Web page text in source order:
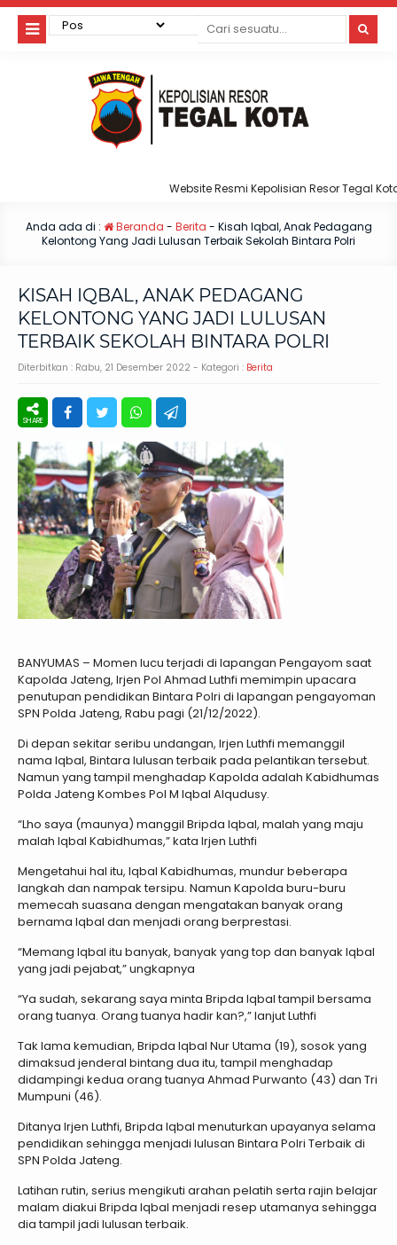
Website Resmi Kepolisian Resor Tegal Kota
Anda ada di : Beranda - Berita - Kisah Iqbal, Anak Pedagang
Kelontong Yang Jadi Lulusan Terbaik Sekolah Bintara Polri
KISAH IQBAL, ANAK PEDAGANG
KELONTONG YANG JADI LULUSAN
TERBAIK SEKOLAH BINTARA POLRI
Diterbitkan : Rabu, 21 Desember 2022 - Kategori : Berita
BANYUMAS – Momen lucu terjadi di lapangan Pengayom saat
Kapolda Jateng, Irjen Pol Ahmad Luthfi memimpin upacara
penutupan pendidikan Bintara Polri di lapangan pengayoman
SPN Polda Jateng, Rabu pagi (21/12/2022).
Di depan sekitar seribu undangan, Irjen Luthfi memanggil
nama Iqbal, Bintara lulusan terbaik pada pelantikan tersebut.
Namun yang tampil menghadap Kapolda adalah Kabidhumas
Polda Jateng Kombes Pol M Iqbal Alqudusy.
“Lho saya (maunya) manggil Bripda Iqbal, malah yang maju
malah Iqbal Kabidhumas,” kata Irjen Luthfi
Mengetahui hal itu, Iqbal Kabidhumas, mundur beberapa
langkah dan nampak tersipu. Namun Kapolda buru-buru
memecah suasana dengan mengatakan banyak orang
bernama Iqbal dan menjadi orang berprestasi.
“Memang Iqbal itu banyak, banyak yang top dan banyak Iqbal
yang jadi pejabat,” ungkapnya
“Ya sudah, sekarang saya minta Bripda Iqbal tampil bersama
orang tuanya. Orang tuanya hadir kan?,” lanjut Luthfi
Tak lama kemudian, Bripda Iqbal Nur Utama (19), sosok yang
dimaksud jenderal bintang dua itu, tampil menghadap
didampingi kedua orang tuanya Ahmad Purwanto (43) dan Tri
Mumpuni (46).
Ditanya Irjen Luthfi, Bripda Iqbal menuturkan upayanya selama
pendidikan sehingga menjadi lulusan Bintara Polri Terbaik di
SPN Polda Jateng.
Latihan rutin, serius mengikuti arahan pelatih serta rajin belajar
malam diakui Bripda Iqbal menjadi resep utamanya sehingga
dia tampil jadi lulusan terbaik.